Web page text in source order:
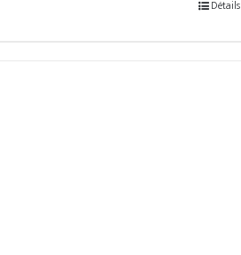
Détails